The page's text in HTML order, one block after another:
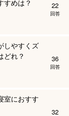
すめは？
22
回答
しやすくズ
どれ？
36
回答
室におすす
32